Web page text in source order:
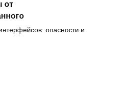
от
опасности и